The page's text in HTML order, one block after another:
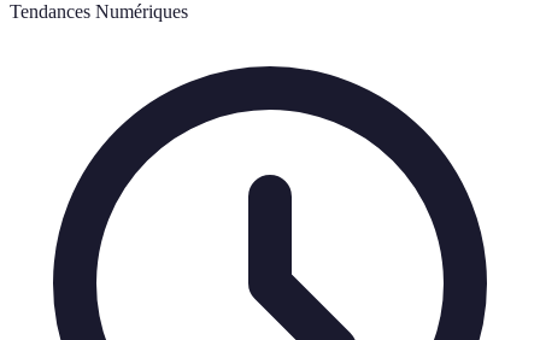
Tendances Numériques